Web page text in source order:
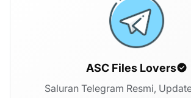
ASC Files Lovers
Saluran Telegram Resmi,